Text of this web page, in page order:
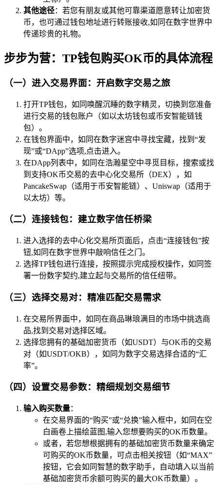
其他途径：若您有朋友或其他可靠渠道愿意转让加密货
币，也可通过钱包地址进行转账接收,如同在数字世界中
传递珍贵的礼物。
步步为营：TP钱包购买OK币的具体流程
（一）进入交易界面：开启数字交易之旅
打开TP钱包，如同唤醒沉睡的数字精灵，切换到您准备
进行交易的钱包账户（如以太坊钱包或币安智能链钱
包）。
在钱包界面中，如同在数字迷宫中寻找宝藏，找到“发
现”或“DApp”选项,点击进入。
在DApp列表中，如同在浩瀚星空中寻觅目标，搜索或找
到支持OK币交易的去中心化交易所（DEX），如
PancakeSwap（适用于币安智能链）、Uniswap（适用于
以太坊）等。
（二）连接钱包：建立数字信任桥梁
进入选择的去中心化交易所页面后，点击“连接钱包”按
钮,如同在数字世界中敲响信任之门。
选择TP钱包进行连接，按照提示完成授权操作，如同签
署一份数字契约,建立起与交易所的信任纽带。
（三）选择交易对：精准匹配交易需求
在交易所界面中，如同在商品琳琅满目的市场中挑选商
品,找到交易对选择区域。
选择您拥有的基础加密货币（如USDT）与OK币的交易
对（如USDT/OKB），如同为数字交易选择合适的“汇
率”。
（四）设置交易参数：精细规划交易细节
输入购买数量：
在交易界面的“购买”或“兑换”输入框中，如同在空
白画卷上描绘蓝图,输入您想要购买的OK币数量。
或者，若您想根据拥有的基础加密货币数量来确定
可购买的OK币数量，可点击相关按钮（如“MAX”
按钮，它会如同智慧的数字助手，自动填入以当前
基础加密货币余额可购买的最大OK币数量）。